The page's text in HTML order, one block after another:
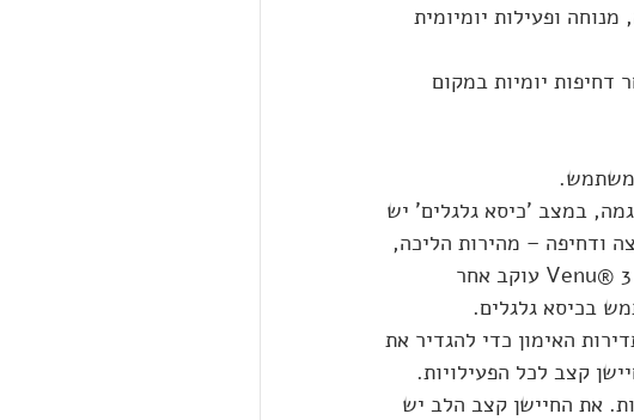
ופעילות יומיומית
דחיפות יומיות במקום
במצב 'כיסא גלגלים' יש
ודחיפה – מהירות הליכה,
במקום פעילויות ריצה והליכה. כשמצב 'כיסא גלגלים' מופעל, שעון Venu® 3 series עוקב אחר
בכיסא גלגלים.
האימון כדי להגדיר את
קצב לכל הפעילויות.
את החיישן קצב הלב יש